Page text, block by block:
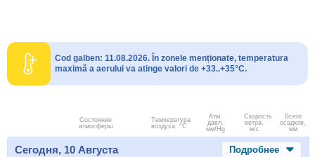
Cod galben: 11.08.2026. În zonele menționate, temperatura
maximă a aerului va atinge valori de +33..+35°C.
Состояние
атмосферы
Температура
воздуха, °C
Атм.
давл.
мм/Hg
Скорость
ветра.
м/с
Всего
осадков,
мм
Сегодня, 10 Августа Подробнее